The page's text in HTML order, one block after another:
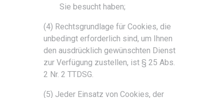
Sie besucht haben;
(4) Rechtsgrundlage für Cookies, die
unbedingt erforderlich sind, um Ihnen
den ausdrücklich gewünschten Dienst
zur Verfügung zustellen, ist § 25 Abs.
2 Nr. 2 TTDSG.
(5) Jeder Einsatz von Cookies, der